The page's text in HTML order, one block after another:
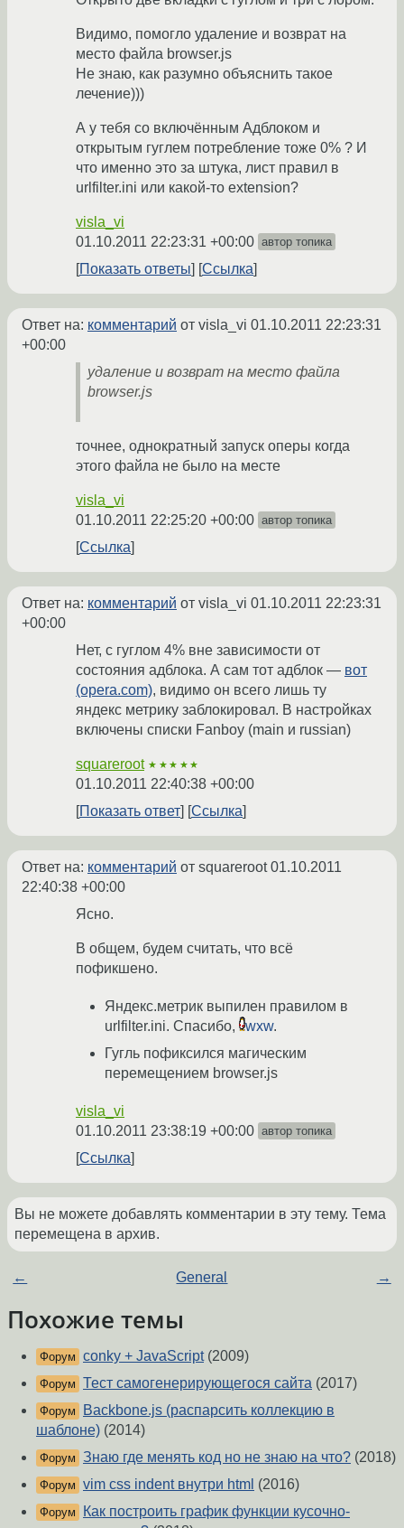
Видимо, помогло удаление и возврат на
место файла browser.js
Не знаю, как разумно объяснить такое
лечение)))
А у тебя со включённым Адблоком и
открытым гуглем потребление тоже 0% ? И
что именно это за штука, лист правил в
urlfilter.ini или какой-то extension?
visla_vi
01.10.2011 22:23:31 +00:00 автор топика
Показать ответы Ссылка
Ответ на: комментарий от visla_vi 01.10.2011 22:23:31
+00:00
удаление и возврат на место файла
browser.js
точнее, однократный запуск оперы когда
этого файла не было на месте
visla_vi
01.10.2011 22:25:20 +00:00 автор топика
Ссылка
Ответ на: комментарий от visla_vi 01.10.2011 22:23:31
+00:00
Нет, с гуглом 4% вне зависимости от
состояния адблока. А сам тот адблок — вот
(opera.com), видимо он всего лишь ту
яндекс метрику заблокировал. В настройках
включены списки Fanboy (main и russian)
squareroot ★★★★★
01.10.2011 22:40:38 +00:00
Показать ответ
Ссылка
Ответ на: комментарий от squareroot01.10.2011
22:40:38 +00:00
Ясно.
В общем, будем считать, что всё
пофикшено.
Яндекс.метрик выпилен правилом в
urlfilter.ini. Спасибо,
wxw.
Гугль пофиксился магическим
перемещением browser.js
visla_vi
01.10.2011 23:38:19 +00:00 автор топика
Ссылка
Вы не можете добавлять комментарии в эту тему. Тема
перемещена в архив.
← General →
Похожие темы
Форум conky + JavaScript(2009)
Форум Тест самогенерирующегося сайта (2017)
Форум
Backbone.js (распарсить коллекцию в
шаблоне) (2014)
Форум Знаю где менять код но не знаю на что? (2018)
Форум vim css indent внутри html (2016)
Форум
Как построить график функции кусочно-